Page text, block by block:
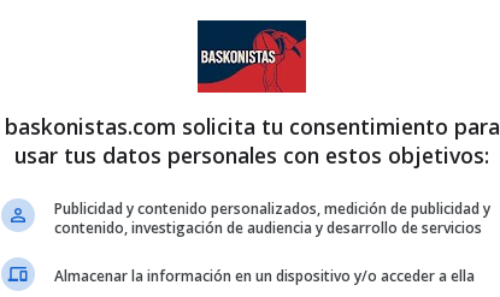
baskonistas.com solicita tu consentimiento para
usar tus datos personales con estos objetivos:
Publicidad y contenido personalizados, medición de publicidad y
contenido, investigación de audiencia y desarrollo de servicios
Almacenar la información en un dispositivo y/o acceder a ella